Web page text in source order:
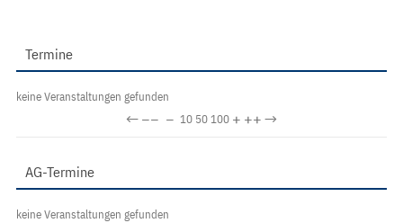
Termine
keine Veranstaltungen gefunden
←−− − 10 50100 + ++→
AG-Termine
keine Veranstaltungen gefunden